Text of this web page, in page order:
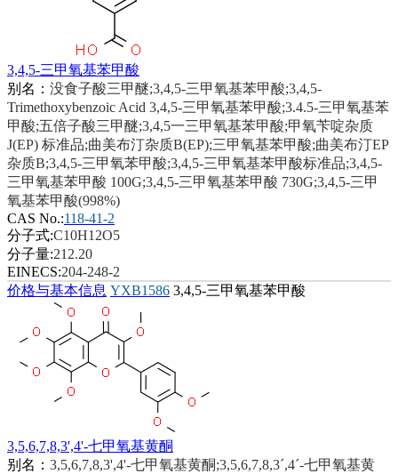
3,4,5-三甲氧基苯甲酸
别名： 没食子酸三甲醚;3,4,5-三甲氧基苯甲酸;3,4,5-
Trimethoxybenzoic Acid 3,4,5-三甲氧基苯甲酸;3.4.5-三甲氧基苯
甲酸;五倍子酸三甲醚;3,4,5一三甲氧基苯甲酸;甲氧苄啶杂质
J(EP) 标准品;曲美布汀杂质B(EP);三甲氧基苯甲酸;曲美布汀EP
杂质B;3,4,5-三甲氧苯甲酸;3,4,5-三甲氧基苯甲酸标准品;3,4,5-
三甲氧基苯甲酸 100G;3,4,5-三甲氧基苯甲酸 730G;3,4,5-三甲
氧基苯甲酸(998%)
CAS No.:118-41-2
分子式:C10H12O5
分子量:212.20
EINECS:204-248-2
价格与基本信息 YXB1586 3,4,5-三甲氧基苯甲酸
3,5,6,7,8,3',4'-七甲氧基黄酮
别名： 3,5,6,7,8,3',4'-七甲氧基黄酮;3,5,6,7,8,3´,4´-七甲氧基黄